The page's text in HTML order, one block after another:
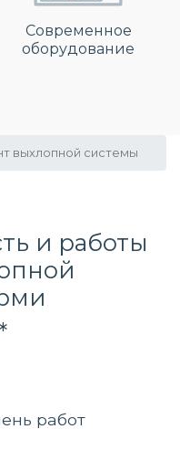
Современное
оборудование
выхлопной системы
и работы
работ